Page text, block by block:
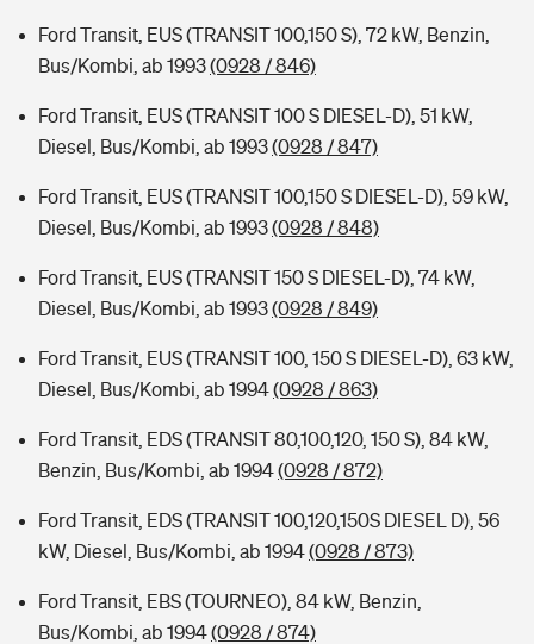
Ford Transit, EUS (TRANSIT 100,150 S), 72 kW, Benzin,
Bus/Kombi, ab 1993(0928 / 846)
Ford Transit, EUS (TRANSIT 100 S DIESEL-D), 51 kW,
Diesel, Bus/Kombi, ab 1993(0928 / 847)
Ford Transit, EUS (TRANSIT 100,150 S DIESEL-D), 59 kW,
Diesel, Bus/Kombi, ab 1993(0928 / 848)
Ford Transit, EUS (TRANSIT 150 S DIESEL-D), 74 kW,
Diesel, Bus/Kombi, ab 1993(0928 / 849)
Ford Transit, EUS (TRANSIT 100, 150 S DIESEL-D), 63 kW,
Diesel, Bus/Kombi, ab 1994(0928 / 863)
Ford Transit, EDS (TRANSIT 80,100,120, 150 S), 84 kW,
Benzin, Bus/Kombi, ab 1994(0928 / 872)
Ford Transit, EDS (TRANSIT 100,120,150S DIESEL D), 56
kW, Diesel, Bus/Kombi, ab 1994(0928 / 873)
Ford Transit, EBS (TOURNEO), 84 kW, Benzin,
Bus/Kombi, ab 1994(0928 / 874)